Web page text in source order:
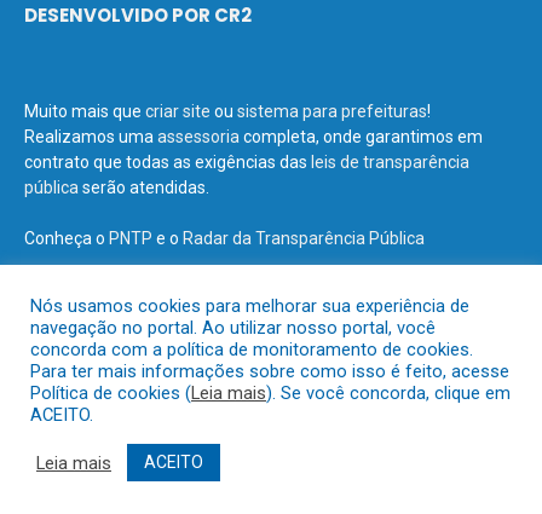
DESENVOLVIDO POR CR2
Muito mais que criar site ou sistema para prefeituras!
Realizamos uma assessoria completa, onde garantimos em
contrato que todas as exigências das leis de transparência
pública serão atendidas.
Conheça o PNTP e o Radar da Transparência Pública
Todos os direitos reservados a Prefeitura Municipal de Terra Santa.
Mapa do Site
Acessar o Webmail
Nós usamos cookies para melhorar sua experiência de
navegação no portal. Ao utilizar nosso portal, você
concorda com a política de monitoramento de cookies.
Para ter mais informações sobre como isso é feito, acesse
Política de cookies (Leia mais). Se você concorda, clique em
ACEITO.
Leia mais ACEITO